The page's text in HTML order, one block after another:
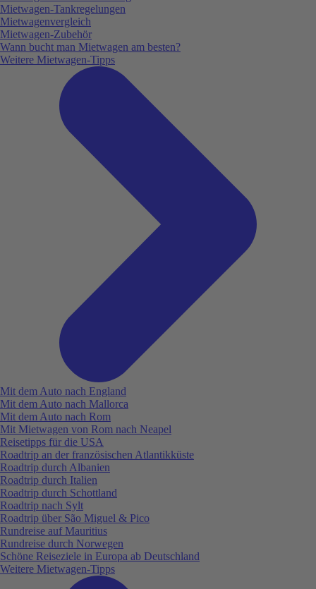
Mietwagen-Tankregelungen
Mietwagenvergleich
Mietwagen-Zubehör
Wann bucht man Mietwagen am besten?
Weitere Mietwagen-Tipps
Mit dem Auto nach England
Mit dem Auto nach Mallorca
Mit dem Auto nach Rom
Mit Mietwagen von Rom nach Neapel
Reisetipps für die USA
Roadtrip an der französischen Atlantikküste
Roadtrip durch Albanien
Roadtrip durch Italien
Roadtrip durch Schottland
Roadtrip nach Sylt
Roadtrip über São Miguel & Pico
Rundreise auf Mauritius
Rundreise durch Norwegen
Schöne Reiseziele in Europa ab Deutschland
Weitere Mietwagen-Tipps